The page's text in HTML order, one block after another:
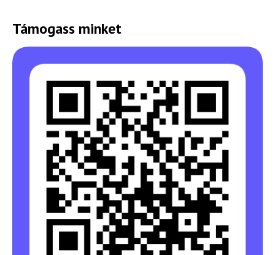
Felhasználási feltételek
Támogass minket